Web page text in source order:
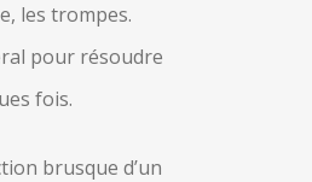
les trompes.
pour résoudre
fois.
brusque d’un